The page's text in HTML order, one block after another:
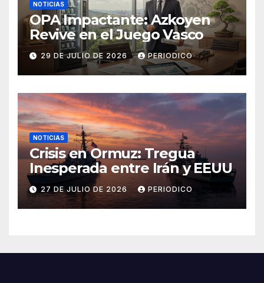
NOTICIAS
OPA Impactante: Azkoyen
Revive en el Juego Vasco
29 DE JULIO DE 2026 PERIODICO
NOTICIAS
Crisis en Ormuz: Tregua
Inesperada entre Irán y EEUU
27 DE JULIO DE 2026 PERIODICO